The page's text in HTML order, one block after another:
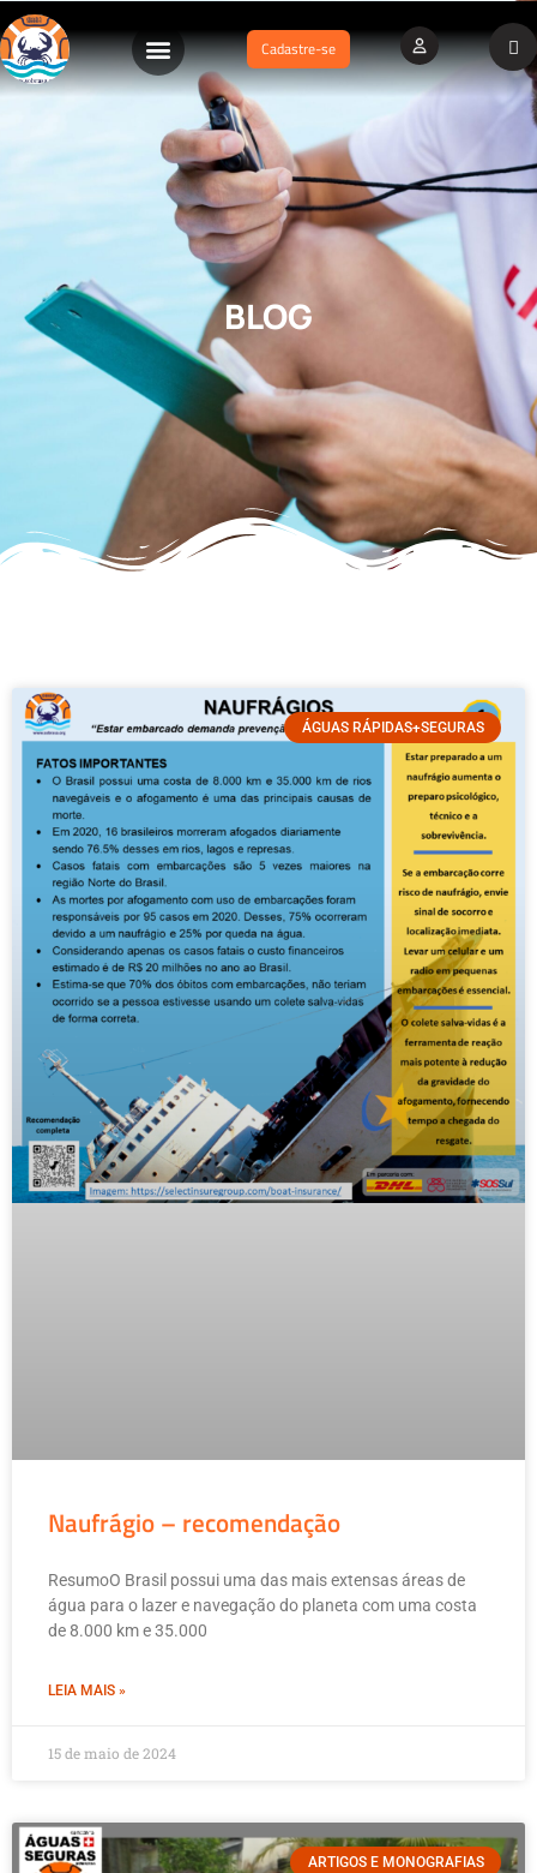
Cadastre-se
BLOG
ÁGUAS RÁPIDAS+SEGURAS
Naufrágio – recomendação
ResumoO Brasil possui uma das mais extensas áreas de
água para o lazer e navegação do planeta com uma costa
de 8.000 km e 35.000
LEIA MAIS »
15 de maio de 2024
ARTIGOS E MONOGRAFIAS